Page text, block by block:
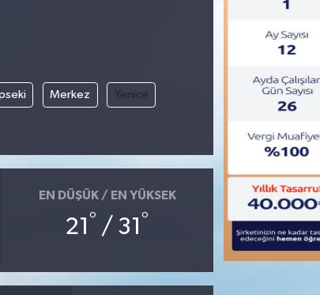
Merkez Yenice
EN DÜŞÜK / EN YÜKSEK
21 ° / 31 °